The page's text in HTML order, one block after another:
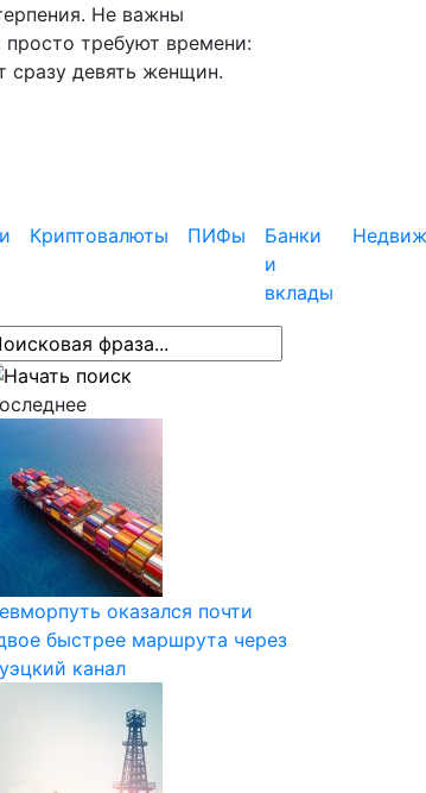
Не важны
требуют времени:
сразу девять женщин.
Криптовалюты ПИФы
Банки
и
вклады
оказался почти
быстрее маршрута через
канал